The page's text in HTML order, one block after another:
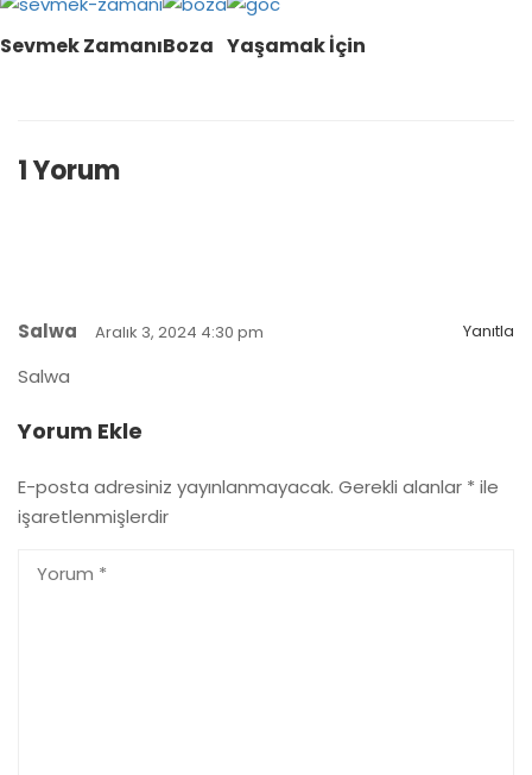
Sevmek ZamanıBoza Yaşamak İçin
1 Yorum
Salwa Aralık 3, 2024 4:30 pm Yanıtla
Salwa
Yorum Ekle
E-posta adresiniz yayınlanmayacak. Gerekli alanlar * ile
işaretlenmişlerdir